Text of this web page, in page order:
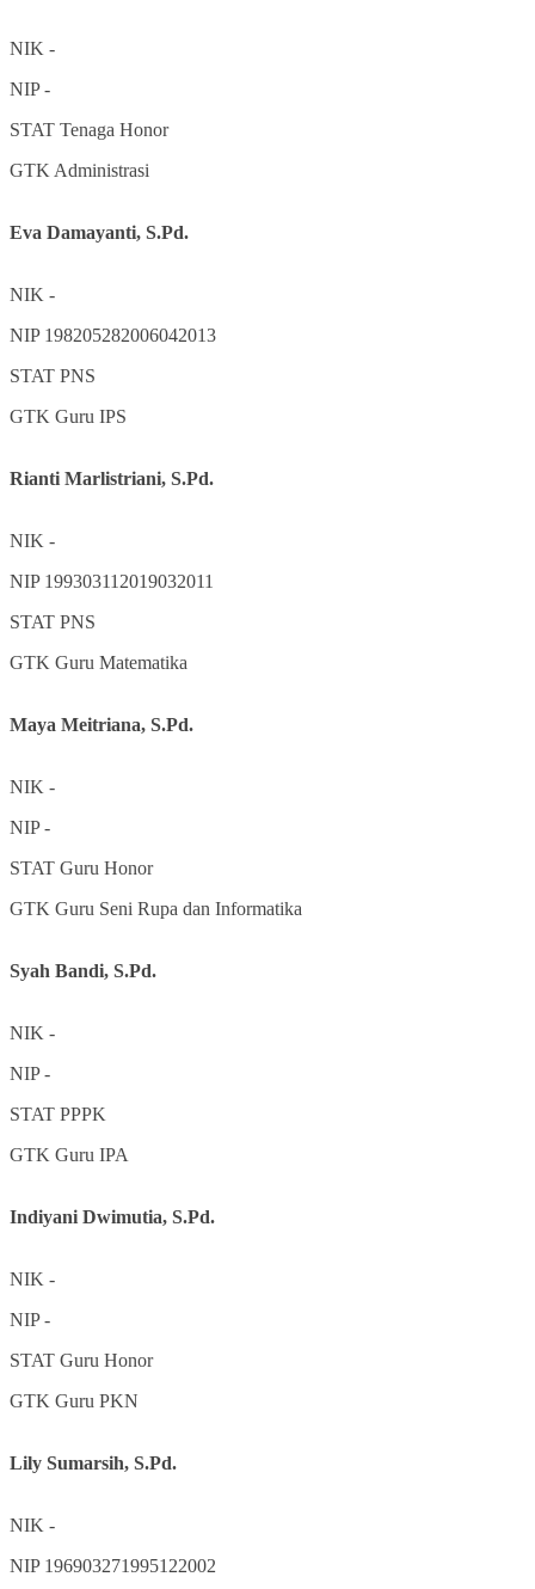
NIK -
NIP-
STAT Tenaga Honor
GTK Administrasi
Eva Damayanti, S.Pd.
NIK -
NIP 198205282006042013
STAT PNS
GTK Guru IPS
Rianti Marlistriani, S.Pd.
NIK -
NIP 199303112019032011
STAT PNS
GTK Guru Matematika
Maya Meitriana, S.Pd.
NIK -
NIP-
STAT Guru Honor
GTK Guru Seni Rupa dan Informatika
Syah Bandi, S.Pd.
NIK -
NIP-
STAT PPPK
GTK Guru IPA
Indiyani Dwimutia, S.Pd.
NIK -
NIP-
STAT Guru Honor
GTK Guru PKN
Lily Sumarsih, S.Pd.
NIK -
NIP 196903271995122002